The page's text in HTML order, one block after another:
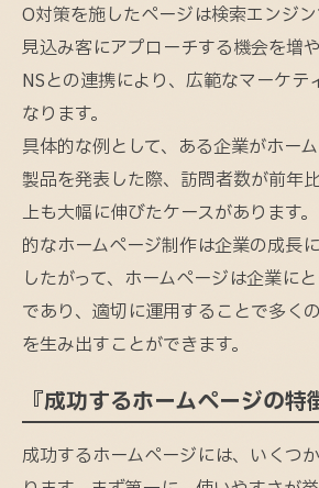
O対策を施したページは検索エンジン
見込み客にアプローチする機会を増
NSとの連携により、広範なマーケテ
なります。
具体的な例として、ある企業がホー
製品を発表した際、訪問者数が前年
上も大幅に伸びたケースがあります
的なホームページ制作は企業の成長に
したがって、ホームページは企業に
であり、適切に運用することで多く
を生み出すことができます。
『成功するホームページの特
成功するホームページには、いくつ